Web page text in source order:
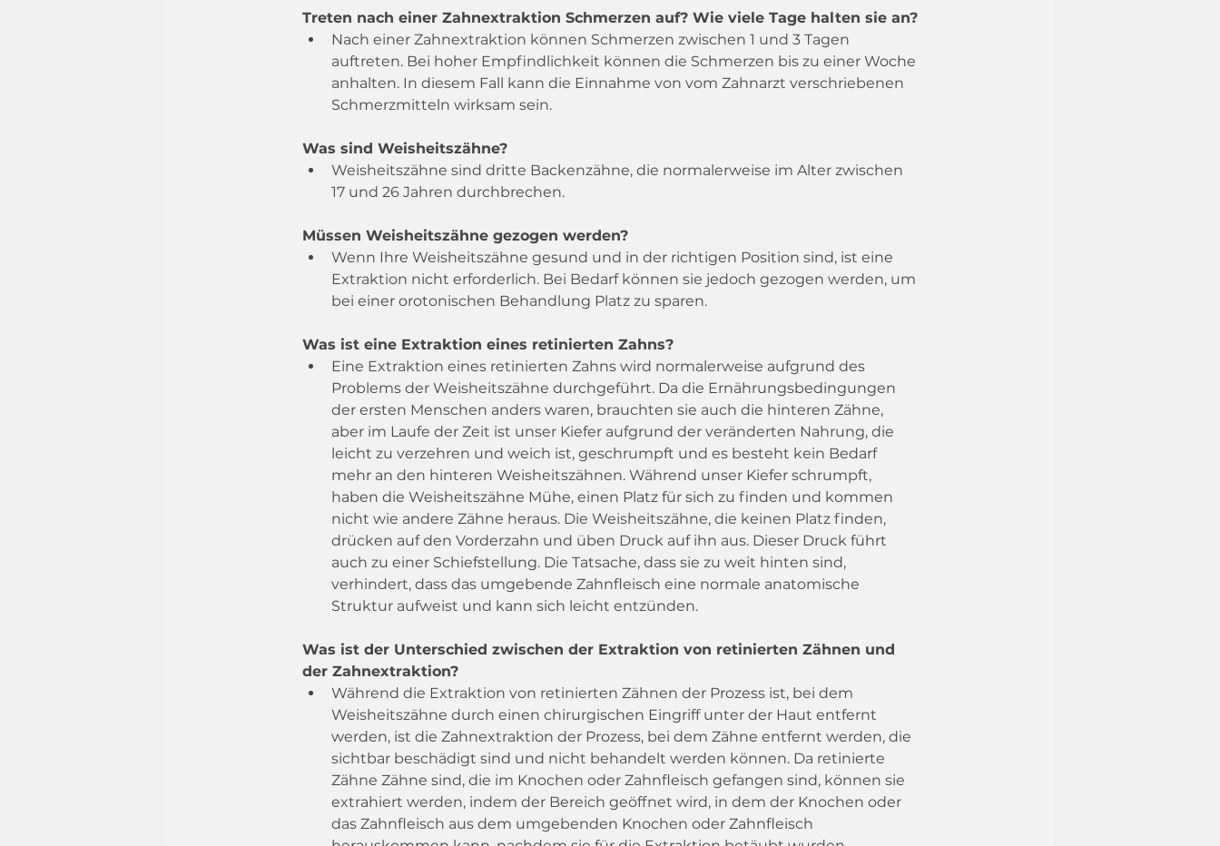
Treten nach einer Zahnextraktion Schmerzen auf? Wie viele Tage halten sie an?
Nach einer Zahnextraktion können Schmerzen zwischen 1 und 3 Tagen
auftreten. Bei hoher Empfindlichkeit können die Schmerzen bis zu einer Woche
anhalten. In diesem Fall kann die Einnahme von vom Zahnarzt verschriebenen
Schmerzmitteln wirksam sein.
Was sind Weisheitszähne?
Weisheitszähne sind dritte Backenzähne, die normalerweise im Alter zwischen
17 und 26 Jahren durchbrechen.
Müssen Weisheitszähne gezogen werden?
Wenn Ihre Weisheitszähne gesund und in der richtigen Position sind, ist eine
Extraktion nicht erforderlich. Bei Bedarf können sie jedoch gezogen werden, um
bei einer orotonischen Behandlung Platz zu sparen.
Was ist eine Extraktion eines retinierten Zahns?
Eine Extraktion eines retinierten Zahns wird normalerweise aufgrund des
Problems der Weisheitszähne durchgeführt. Da die Ernährungsbedingungen
der ersten Menschen anders waren, brauchten sie auch die hinteren Zähne,
aber im Laufe der Zeit ist unser Kiefer aufgrund der veränderten Nahrung, die
leicht zu verzehren und weich ist, geschrumpft und es besteht kein Bedarf
mehr an den hinteren Weisheitszähnen. Während unser Kiefer schrumpft,
haben die Weisheitszähne Mühe, einen Platz für sich zu finden und kommen
nicht wie andere Zähne heraus. Die Weisheitszähne, die keinen Platz finden,
drücken auf den Vorderzahn und üben Druck auf ihn aus. Dieser Druck führt
auch zu einer Schiefstellung. Die Tatsache, dass sie zu weit hinten sind,
verhindert, dass das umgebende Zahnfleisch eine normale anatomische
Struktur aufweist und kann sich leicht entzünden.
Was ist der Unterschied zwischen der Extraktion von retinierten Zähnen und
der Zahnextraktion?
Während die Extraktion von retinierten Zähnen der Prozess ist, bei dem
Weisheitszähne durch einen chirurgischen Eingriff unter der Haut entfernt
werden, ist die Zahnextraktion der Prozess, bei dem Zähne entfernt werden, die
sichtbar beschädigt sind und nicht behandelt werden können. Da retinierte
Zähne Zähne sind, die im Knochen oder Zahnfleisch gefangen sind, können sie
extrahiert werden, indem der Bereich geöffnet wird, in dem der Knochen oder
das Zahnfleisch aus dem umgebenden Knochen oder Zahnfleisch